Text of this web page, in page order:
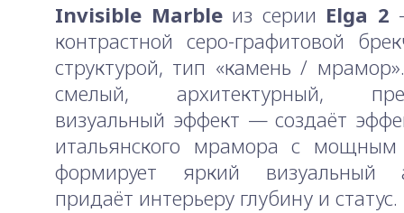
Invisible Marbleиз серии Elga 2
контрастной серо-графитовой
структурой, тип «камень /
смелый, архитектурный,
визуальный эффект — создаёт
итальянского мрамора с мощным
формирует яркий визуальный
придаёт интерьеру глубину и статус.